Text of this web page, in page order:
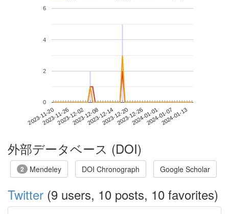
2023-11-202023-11-262023-12-022023-12-082023-12-142023-12-202023-12-262024-01-012024-01-072024-01-13
0
2
4
6
外部データベース (DOI)
2 Mendeley DOI Chronograph Google Scholar
Twitter (9 users, 10 posts, 10 favorites)